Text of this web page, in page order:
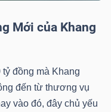
Mới của Khang
đồng mà Khang
đến từ thương vụ
vào đó, đây chủ yếu